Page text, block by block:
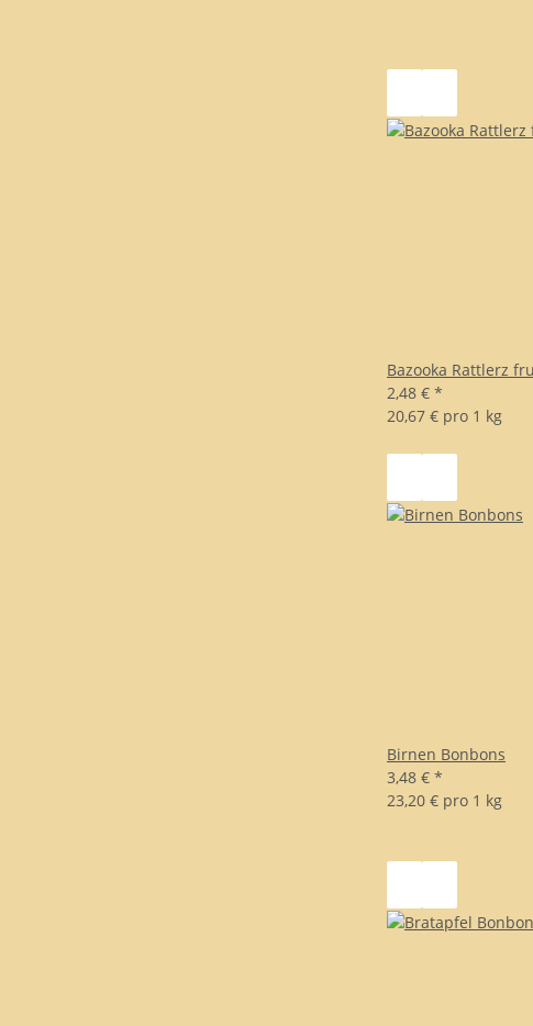
Bazooka Rattlerz
2,48 € *
20,67 € pro 1 kg
Birnen Bonbons
3,48 € *
23,20 € pro 1 kg